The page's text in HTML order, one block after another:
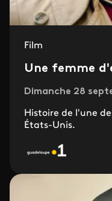
Film
Une femme
Dimanche 28
Histoire de l'une
États-Unis.